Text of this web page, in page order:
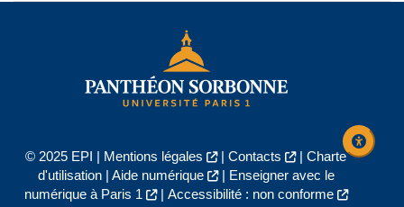
© 2025 EPI | Mentions légales | Contacts | Charte
d'utilisation| Aide numérique |
Enseigner avec le
numérique à Paris 1
| Accessibilité : non conforme